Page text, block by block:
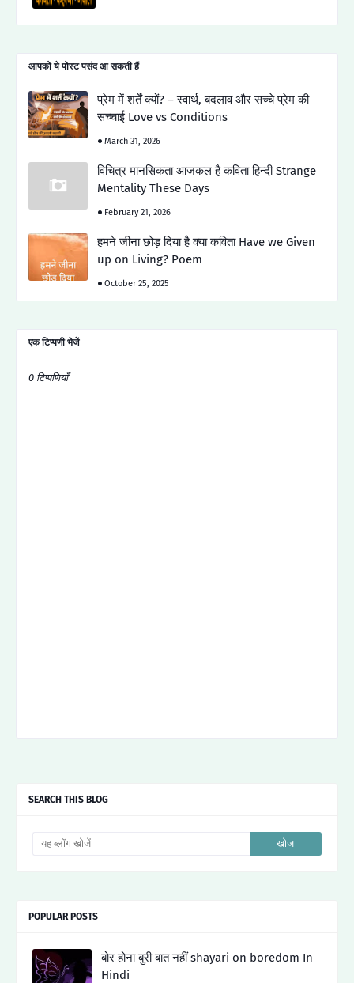
आपको ये पोस्ट पसंद आ सकती हैं
प्रेम में शर्तें क्यों? – स्वार्थ, बदलाव और सच्चे प्रेम की
सच्चाई Love vs Conditions
March 31, 2026
विचित्र मानसिकता आजकल है कविता हिन्दी Strange
Mentality These Days
February 21, 2026
हमने जीना छोड़ दिया है क्या कविता Have we Given
up on Living? Poem
October 25, 2025
एक टिप्पणी भेजें
0 टिप्पणियाँ
SEARCH THIS BLOG
POPULAR POSTS
बोर होना बुरी बात नहीं shayari on boredom In
Hindi